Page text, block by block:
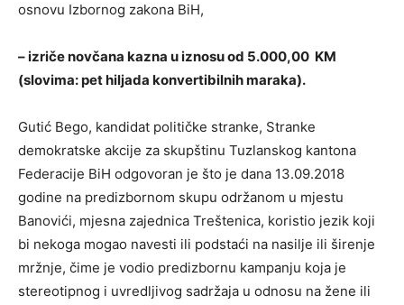
osnovu Izbornog zakona BiH,
– izriče novčana kazna u iznosu od 5.000,00 KM
(slovima: pet hiljada konvertibilnih maraka).
Gutić Bego, kandidat političke stranke, Stranke
demokratske akcije za skupštinu Tuzlanskog kantona
Federacije BiH odgovoran je što je dana 13.09.2018
godine na predizbornom skupu održanom u mjestu
Banovići, mjesna zajednica Treštenica, koristio jezik koji
bi nekoga mogao navesti ili podstaći na nasilje ili širenje
mržnje, čime je vodio predizbornu kampanju koja je
stereotipnog i uvredljivog sadržaja u odnosu na žene ili